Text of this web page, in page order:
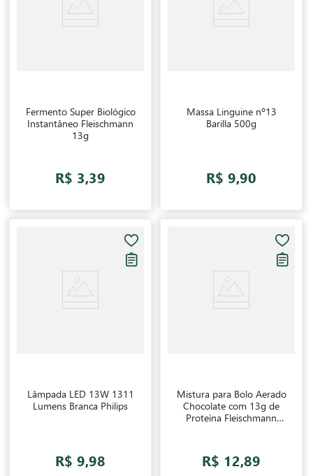
Fermento Super Biológico
Instantâneo Fleischmann
13g
R$ 3,39
Massa Linguine nº13
Barilla 500g
R$ 9,90
Lâmpada LED 13W 1311
Lumens Branca Philips
R$ 9,98
Mistura para Bolo Aerado
Chocolate com 13g de
Proteína Fleischmann
R$ 12,89